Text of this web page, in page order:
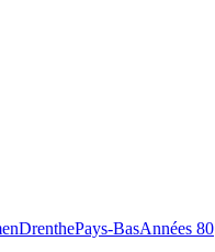
DrenthePays-BasAnnées 80